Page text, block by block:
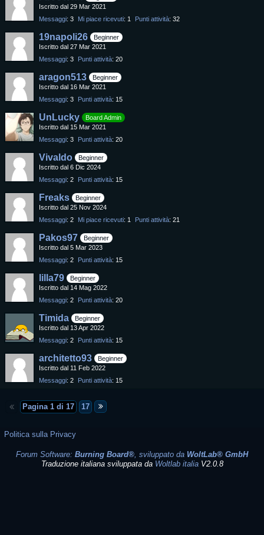
Iscritto dal 29 Mar 2021
Messaggi 3 Mi piace ricevuti 1 Punti attività 32
19napoli26
Beginner
Iscritto dal 27 Mar 2021
Messaggi 3 Punti attività 20
aragon513
Beginner
Iscritto dal 16 Mar 2021
Messaggi 3 Punti attività 15
UnLucky
Board Admin
Iscritto dal 15 Mar 2021
Messaggi 3 Punti attività 20
Vivaldo
Beginner
Iscritto dal 6 Dic 2024
Messaggi 2 Punti attività 15
Freaks
Beginner
Iscritto dal 25 Nov 2024
Messaggi 2 Mi piace ricevuti 1 Punti attività 21
Pakos97
Beginner
Iscritto dal 5 Mar 2023
Messaggi 2 Punti attività 15
lilla79
Beginner
Iscritto dal 14 Mag 2022
Messaggi 2 Punti attività 20
Timida
Beginner
Iscritto dal 13 Apr 2022
Messaggi 2 Punti attività 15
architetto93
Beginner
Iscritto dal 11 Feb 2022
Messaggi 2 Punti attività 15
Pagina 1 di 17 17
Politica sulla Privacy
Forum Software: Burning Board®, sviluppato da WoltLab® GmbH
Traduzione italiana sviluppata da Woltlab italiaV2.0.8